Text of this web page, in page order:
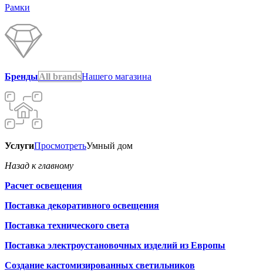
Рамки
БрендыAll brandsНашего магазина
УслугиПросмотретьУмный дом
Назад к главному
Расчет освещения
Поставка декоративного освещения
Поставка технического света
Поставка электроустановочных изделий из Европы
Создание кастомизированных светильников